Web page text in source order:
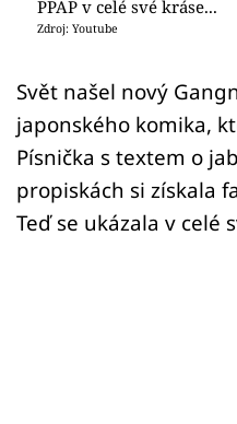
Sledujte nás
PPAP v celé své kráse...
Zdroj: Youtube
Svět našel nový
japonského komika,
Písnička s textem o
propiskách si získala
Teď se ukázala v celé